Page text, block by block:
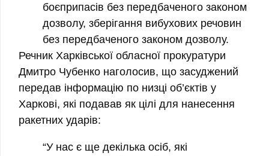
боєприпасів без передбаченого законом
дозволу, зберігання вибухових речовин
без передбаченого законом дозволу.
Речник Харківської обласної прокуратури
Дмитро Чубенко наголосив, що засуджений
передав інформацію по низці об’єктів у
Харкові, які подавав як цілі для нанесення
ракетних ударів:
“У нас є ще декілька осіб, які